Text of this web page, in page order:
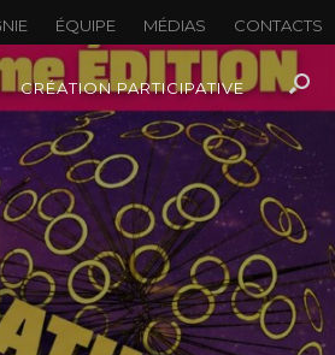
ÉQUIPE MÉDIAS CONTACTS
CRÉATION PARTICIPATIVE